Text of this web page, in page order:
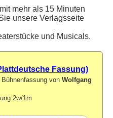
mehr als 15 Minuten
unsere Verlagsseite
und Musicals.
Fassung)
von Wolfgang
2w/1m